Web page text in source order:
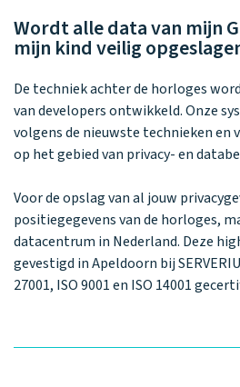
Horloges
vergelijken
Tweedekans
horloges
Ontdek alle
horloges
je
Kies
kleur,
icoon
jou.
one2track-app
samen.
Waarom
Ons verhaal
Recensies
Werken bij
Stichting
Wordt alle data van mijn
mijn kind veilig
De techniek achter de horloges
van developers ontwikkeld. Onze
volgens de nieuwste technieken en
op het gebied van privacy- en
Voor de opslag van al jouw
positiegegevens van de horloges,
datacentrum in Nederland. Deze
gevestigd in Apeldoorn bij
27001, ISO 9001 en ISO 14001